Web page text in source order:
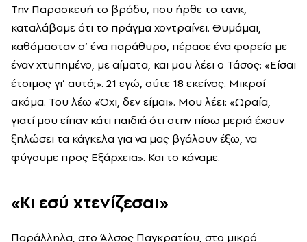
Την Παρασκευή το βράδυ, που ήρθε το τανκ,
καταλάβαμε ότι το πράγμα χοντραίνει. Θυμάμαι,
καθόμασταν σ’ ένα παράθυρο, πέρασε ένα φορείο με
έναν χτυπημένο, με αίματα, και μου λέει ο Τάσος: «Είσαι
έτοιμος γι’ αυτό;». 21 εγώ, ούτε 18 εκείνος. Μικροί
ακόμα. Του λέω «Όχι, δεν είμαι». Μου λέει: «Ωραία,
γιατί μου είπαν κάτι παιδιά ότι στην πίσω μεριά έχουν
ξηλώσει τα κάγκελα για να μας βγάλουν έξω, να
φύγουμε προς Εξάρχεια». Και το κάναμε.
«Κι εσύ χτενίζεσαι»
Παράλληλα, στο Άλσος Παγκρατίου, στο μικρό